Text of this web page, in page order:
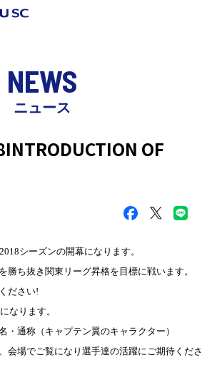
NEWS
ニュース
OF
シーズンの開幕になります。
勝ち抜き関東リーグ昇格を目標に戦います。
ださい!
なります。
・通称（キャプテン翼のキャラクター）
会場でご覧になり選手達の活躍にご期待くだ